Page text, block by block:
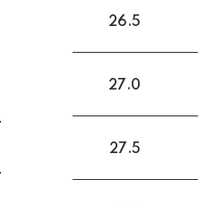
26.5
27.0
27.5